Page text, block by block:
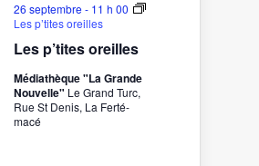
Les p’tites oreilles
26 septembre - 11 h 00
Les p’tites oreilles
Médiathèque "La Grande
Nouvelle" Le Grand Turc,
Rue St Denis, La Ferté-
macé